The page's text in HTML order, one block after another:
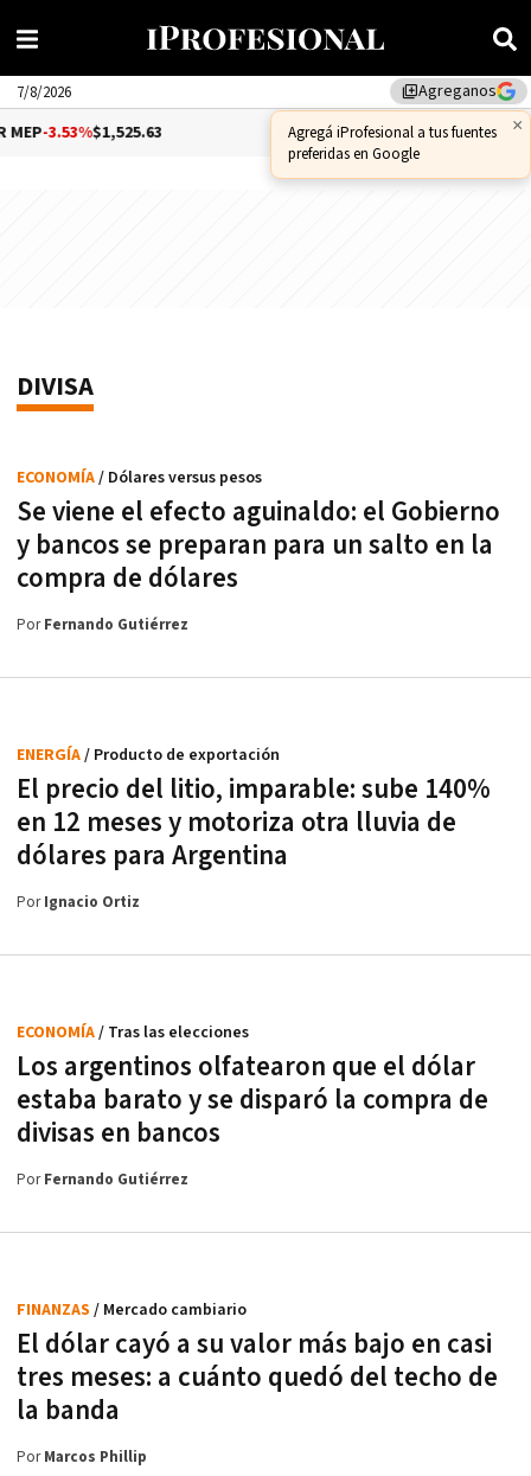
library_addAgreganos
×
Agregá iProfesional a tus fuentes
preferidas en Google
7/8/2026
-3.53%$1,525.63 DÓLAR CCL0.41%$1,581.95
DIVISA
Se viene el efecto aguinaldo: el Gobierno
y bancos se preparan para un salto en la
compra de dólares
ECONOMÍA/ Dólares versus pesos
PorFernando Gutiérrez
El precio del litio, imparable: sube 140%
en 12 meses y motoriza otra lluvia de
dólares para Argentina
ENERGÍA/ Producto de exportación
PorIgnacio Ortiz
Los argentinos olfatearon que el dólar
estaba barato y se disparó la compra de
divisas en bancos
ECONOMÍA/ Tras las elecciones
PorFernando Gutiérrez
El dólar cayó a su valor más bajo en casi
tres meses: a cuánto quedó del techo de
la banda
FINANZAS / Mercado cambiario
PorMarcos Phillip